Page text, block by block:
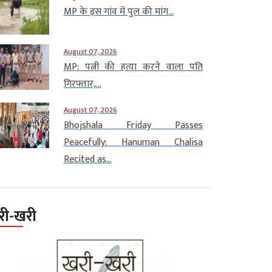
MP के इस गांव में पुल की मांग...
August 07, 2026
MP: पत्नी की हत्या करने वाला पति
गिरफ्तार,...
August 07, 2026
Bhojshala Friday Passes
Peacefully: Hanuman Chalisa
Recited as...
खरी